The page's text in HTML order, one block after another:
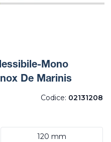
Mono
De Marinis
Codice: 02131208
120 mm